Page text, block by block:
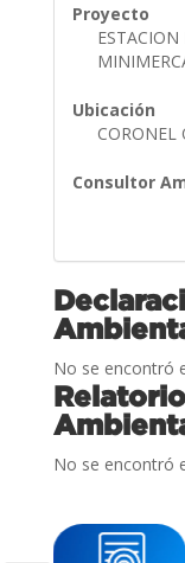
Proyecto
ESTACION
Ubicación
CORONEL
Consultor
No se encontró
No se encontró